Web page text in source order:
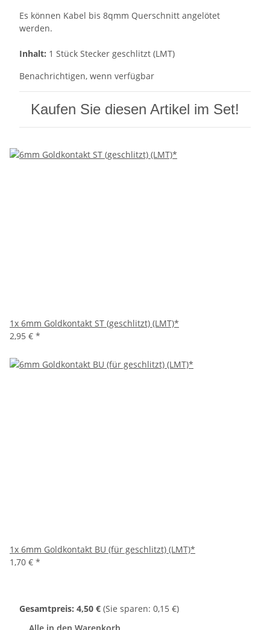
Es können Kabel bis 8qmm Querschnitt angelötet
werden.
Inhalt: 1 Stück Stecker geschlitzt (LMT)
Benachrichtigen, wenn verfügbar
Kaufen Sie diesen Artikel im Set!
1x 6mm Goldkontakt ST (geschlitzt) (LMT)*
2,95 € *
1x 6mm Goldkontakt BU (für geschlitzt) (LMT)*
1,70 € *
Gesamtpreis: 4,50 € (Sie sparen: 0,15 €)